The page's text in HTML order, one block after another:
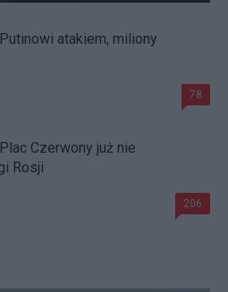
atakiem, miliony
78
Czerwony już nie
Rosji
206